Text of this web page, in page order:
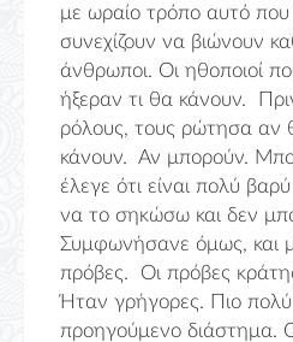
με ωραίο τρόπο αυτό που
συνεχίζουν να βιώνουν
άνθρωποι. Οι ηθοποιοί
ήξεραν τι θα κάνουν.
ρόλους, τους ρώτησα αν
κάνουν. Αν μπορούν.
έλεγε ότι είναι πολύ
να το σηκώσω και δεν
Συμφωνήσανε όμως, και
πρόβες. Οι πρόβες
Ήταν γρήγορες. Πιο
προηγούμενο διάστημα.